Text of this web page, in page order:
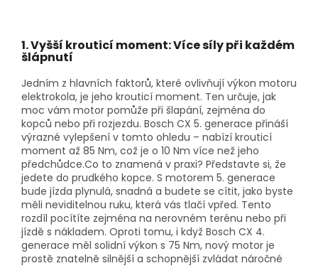
1. Vyšší krouticí moment: Více síly při každém
šlápnutí
Jedním z hlavních faktorů, které ovlivňují výkon motoru
elektrokola, je jeho krouticí moment. Ten určuje, jak
moc vám motor pomůže při šlapání, zejména do
kopců nebo při rozjezdu. Bosch CX 5. generace přináší
výrazné vylepšení v tomto ohledu – nabízí krouticí
moment až 85 Nm, což je o 10 Nm více než jeho
předchůdce.Co to znamená v praxi? Představte si, že
jedete do prudkého kopce. S motorem 5. generace
bude jízda plynulá, snadná a budete se cítit, jako byste
měli neviditelnou ruku, která vás tlačí vpřed. Tento
rozdíl pocítíte zejména na nerovném terénu nebo při
jízdě s nákladem. Oproti tomu, i když Bosch CX 4.
generace měl solidní výkon s 75 Nm, nový motor je
prostě znatelně silnější a schopnější zvládat náročné